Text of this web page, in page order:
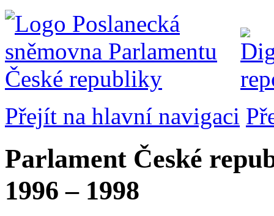
Přejít na hlavní navigaci
Parlament České
1996 – 1998